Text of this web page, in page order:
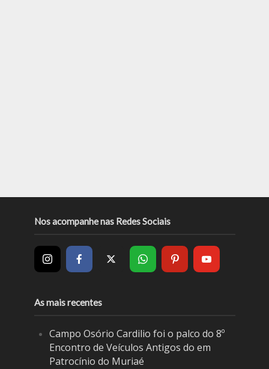
Nos acompanhe nas Redes Sociais
As mais recentes
Campo Osório Cardilio foi o palco do 8º
Encontro de Veículos Antigos do em
Patrocínio do Muriaé